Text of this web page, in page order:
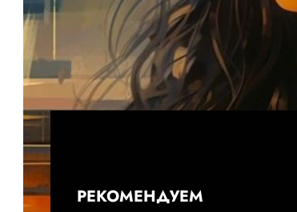
РЕКОМЕНДУЕМ